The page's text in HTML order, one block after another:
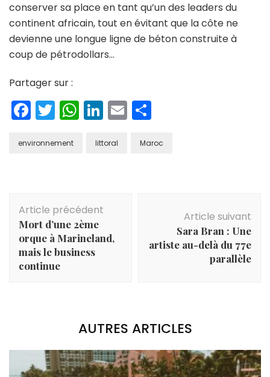
conserver sa place en tant qu’un des leaders du
continent africain, tout en évitant que la côte ne
devienne une longue ligne de béton construite à
coup de pétrodollars…
Partager sur :
Facebook
Twitter
WhatsApp
LinkedIn
Email
environnement littoral Maroc
d'article
Article précédent
Mort d’une 2ème
orque à Marineland,
mais le business
continue
Article suivant
Sara Bran : Une
artiste au-delà du 77e
parallèle
AUTRES ARTICLES